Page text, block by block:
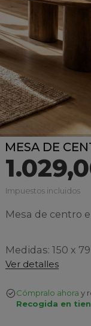
MESA DE
Impuestos incluidos
Mesa de centro
Medidas: 150 x
Ver detalles
Cómpralo ahora y
Recogida en